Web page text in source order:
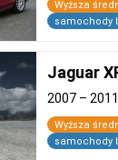
Wyższa
samochody
Jaguar
2007 – 2011
Wyższa
samochody